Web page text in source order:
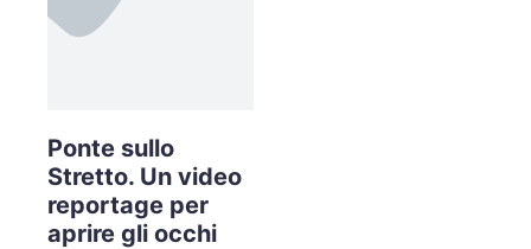
Ponte sullo
Stretto. Un video
reportage per
aprire gli occhi